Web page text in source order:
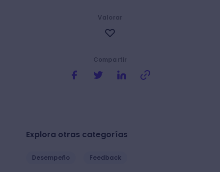
Compartir
Valorar
Explora otras categorías
Desempeño Feedback